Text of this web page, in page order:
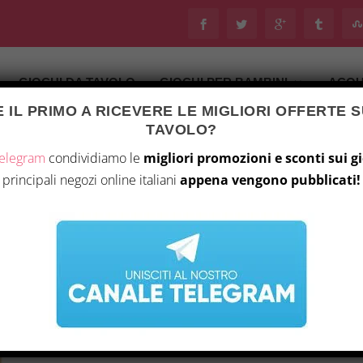
GIOCHI DA TAVOLO GIOCHI PER BAMBINI
Ultimo aggiornamento il 6 Agosto 2026 21:41
/Giochi da tavolo/ Asterion – Dixit 5: Daydreams
ACQUISTA
IL PRIMO A RICEVERE LE MIGLIORI OFFERTE
TAVOLO?
condividiamo le migliori promozioni e sconti sui
principali negozi online italiani appena vengono pubblicati!